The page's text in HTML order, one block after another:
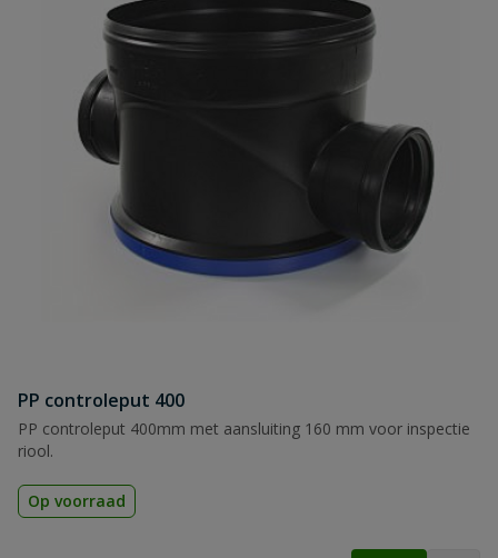
PP controleput 400
PP controleput 400mm met aansluiting 160 mm voor inspectie
riool.
Op voorraad